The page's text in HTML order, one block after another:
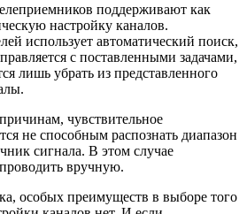
поддерживают как
настройку каналов.
использует автоматический поиск,
с поставленными задачами,
лишь убрать из представленного
чувствительное
не способным распознать диапазон
сигнала. В этом случае
вручную.
особых преимуществ в выборе того